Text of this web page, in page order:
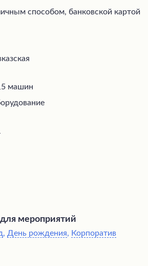
способом, банковской картой
машин
мероприятий
, День рождения, Корпоратив